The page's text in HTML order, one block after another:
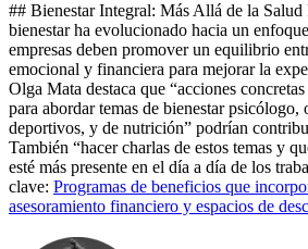
## Bienestar Integral: Más Allá de la
bienestar ha evolucionado hacia un
empresas deben promover un equilibrio
emocional y financiera para mejorar la
Olga Mata destaca que “acciones
para abordar temas de bienestar psicólogo,
deportivos, y de nutrición” podrían
También “hacer charlas de estos temas y
esté más presente en el día a día de los
clave: Programas de beneficios que
asesoramiento financiero y espacios de